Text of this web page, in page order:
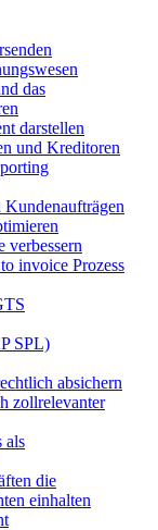
das
darstellen
und Kreditoren
Kundenaufträgen
verbessern
invoice Prozess
SPL)
absichern
zollrelevanter
als
die
einhalten